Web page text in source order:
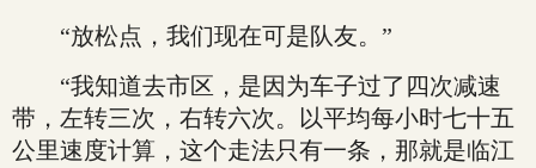
“放松点，我们现在可是队友。”
“我知道去市区，是因为车子过了四次减速
带，左转三次，右转六次。以平均每小时七十五
公里速度计算，这个走法只有一条，那就是临江